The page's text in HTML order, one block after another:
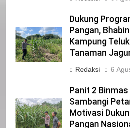
Dukung
Pangan,
Kampung
Tanaman
Redaksi 6
Panit 2
Sambangi
Motivasi
Pangan
22
NORMAN
PROVINSI
23